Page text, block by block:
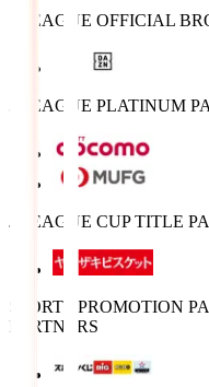
J.LEAGUE OFFICIAL
J.LEAGUE PLATINUM
J.LEAGUE CUP TITLE
SPORTS PROMOTION
PARTNERS